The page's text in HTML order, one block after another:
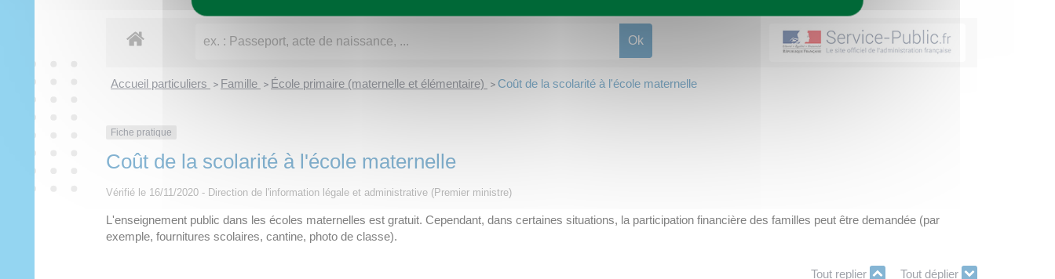
Découvrir
Municipalité
À tout âge
Vie pratique
Loisirs
Accueil particuliers > Famille > École primaire (maternelle et élémentaire) > Coût de la scolarité à l'école maternelle
Fiche pratique
Coût de la scolarité à l'école maternelle
Vérifié le 16/11/2020 - Direction de l'information légale et administrative (Premier ministre)
L'enseignement public dans les écoles maternelles est gratuit. Cependant, dans certaines situations, la participation financière des familles peut être demandée (par
exemple, fournitures scolaires, cantine, photo de classe).
Tout replier Tout déplier